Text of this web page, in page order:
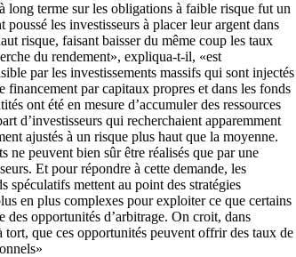
long terme sur les obligations à faible risque fut un
poussé les investisseurs à placer leur argent dans
risque, faisant baisser du même coup les taux
du rendement», expliqua-t-il, «est
par les investissements massifs qui sont injectés
financement par capitaux propres et dans les fonds
ont été en mesure d’accumuler des ressources
d’investisseurs qui recherchaient apparemment
ajustés à un risque plus haut que la moyenne.
ne peuvent bien sûr être réalisés que par une
Et pour répondre à cette demande, les
spéculatifs mettent au point des stratégies
en plus complexes pour exploiter ce que certains
des opportunités d’arbitrage. On croit, dans
tort, que ces opportunités peuvent offrir des taux de